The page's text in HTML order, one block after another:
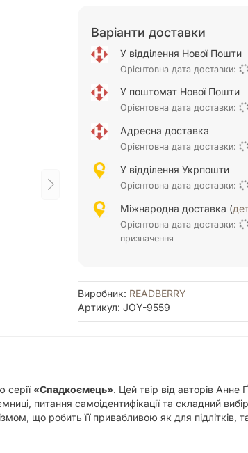
Варіанти доставки
У відділення Нової Пошти
Орієнтовна дата доставки:
У поштомат Нової Пошти
Орієнтовна дата доставки:
Адресна доставка
Орієнтовна дата доставки:
У відділення Укрпошти
Орієнтовна дата доставки:
Міжнародна доставка (
Орієнтовна дата доставки:
призначення
Виробник: READBERRY
Артикул: JOY-9559
серії«Спадкоємець». Цей твір від авторів Анне
питання самоідентифікації та складний
що робить її привабливою як для підлітків,